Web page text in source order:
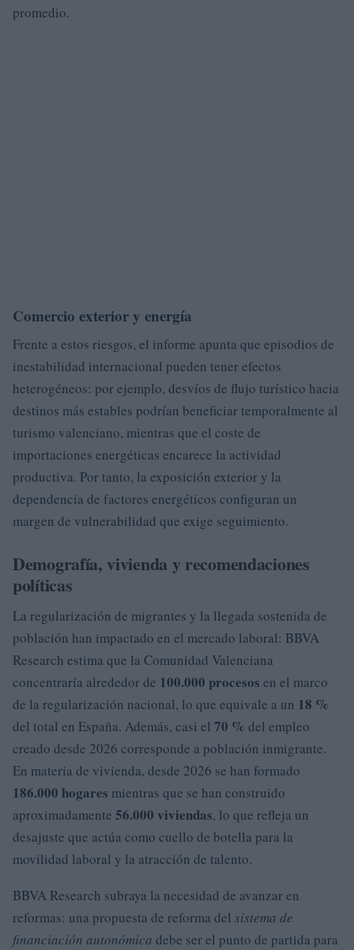
promedio.
Comercio exterior y energía
Frente a estos riesgos, el informe apunta que episodios de
inestabilidad internacional pueden tener efectos
heterogéneos: por ejemplo, desvíos de flujo turístico hacia
destinos más estables podrían beneficiar temporalmente al
turismo valenciano, mientras que el coste de
importaciones energéticas encarece la actividad
productiva. Por tanto, la exposición exterior y la
dependencia de factores energéticos configuran un
margen de vulnerabilidad que exige seguimiento.
Demografía, vivienda y recomendaciones
políticas
La regularización de migrantes y la llegada sostenida de
población han impactado en el mercado laboral: BBVA
Research estima que la Comunidad Valenciana
concentraría alrededor de 100.000 procesos en el marco
de la regularización nacional, lo que equivale a un 18 %
del total en España. Además, casi el 70 % del empleo
creado desde 2026 corresponde a población inmigrante.
En materia de vivienda, desde 2026 se han formado
186.000 hogares mientras que se han construido
aproximadamente 56.000 viviendas, lo que refleja un
desajuste que actúa como cuello de botella para la
movilidad laboral y la atracción de talento.
BBVA Research subraya la necesidad de avanzar en
reformas: una propuesta de reforma del sistema de
financiación autonómica debe ser el punto de partida para